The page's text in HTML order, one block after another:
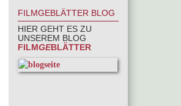
FILMGEBLÄTTER BLOG
HIER GEHT ES ZU
UNSEREM BLOG
FILMGEBLÄTTER